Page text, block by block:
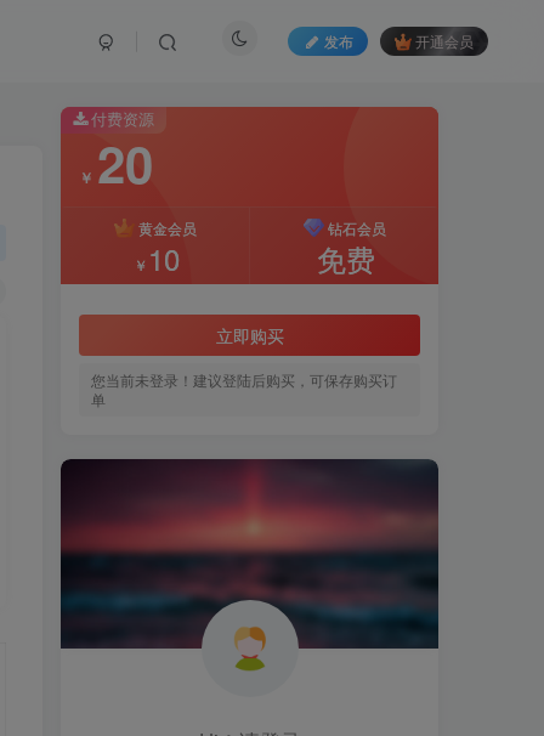
发布 开通会员
付费资源
￥ 20
黄金会员
￥ 10
钻石会员
免费
立即购买
您当前未登录！建议登陆后购买，可保存购买订
单